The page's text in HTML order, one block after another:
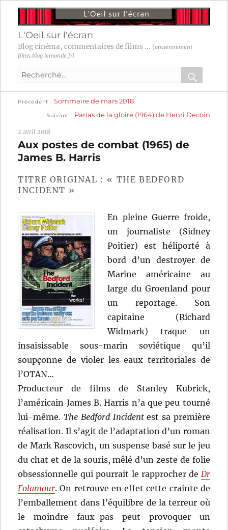
L'Oeil sur l'écran
Blog cinéma, commentaires de films ... (anciennement
films.blog.lemonde.fr)
Recherche
:
OK
Navigation
l’article
Précédent
précédente :
Sommaire de mars 2018
Suivant
suivante :
Parias de la gloire (1964) de Henri Decoin
2 avril 2018
Aux postes de combat (1965) de
James B. Harris
TITRE ORIGINAL : « THE BEDFORD
INCIDENT »
En pleine Guerre froide,
un journaliste (Sidney
Poitier) est héliporté à
bord d’un destroyer de
Marine américaine au
large du Groenland pour
un reportage. Son
capitaine (Richard
Widmark) traque un
insaisissable sous-marin soviétique qu’il
soupçonne de violer les eaux territoriales de
l’OTAN…
Producteur de films de Stanley Kubrick,
l’américain James B. Harris n’a que peu tourné
lui-même.The Bedford Incidentest sa première
réalisation. Il s’agit de l’adaptation d’un roman
de Mark Rascovich, un suspense basé sur le jeu
du chat et de la souris, mêlé d’un zeste de folie
obsessionnelle qui pourrait le rapprocher de Dr
Folamour. On retrouve en effet cette crainte de
l’emballement dans l’équilibre de la terreur où
le moindre faux-pas peut provoquer un